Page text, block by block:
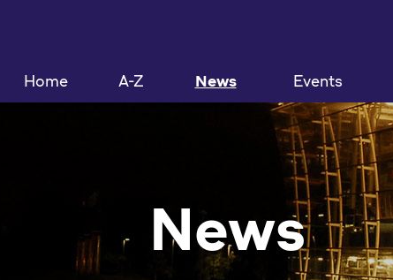
Home A-Z News Events
News